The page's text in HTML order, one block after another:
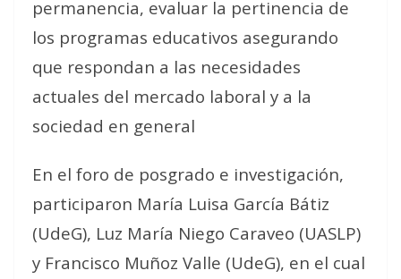
permanencia, evaluar la pertinencia de
los programas educativos asegurando
que respondan a las necesidades
actuales del mercado laboral y a la
sociedad en general
En el foro de posgrado e investigación,
participaron María Luisa García Bátiz
(UdeG), Luz María Niego Caraveo (UASLP)
y Francisco Muñoz Valle (UdeG), en el cual